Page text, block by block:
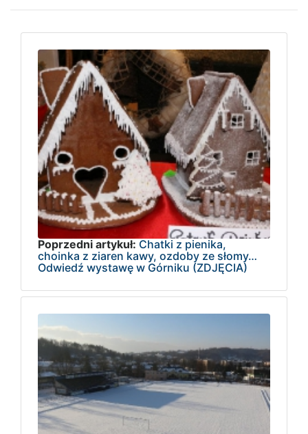
Poprzedni artykuł: Chatki z pienika,
choinka z ziaren kawy, ozdoby ze słomy…
Odwiedź wystawę w Górniku (ZDJĘCIA)